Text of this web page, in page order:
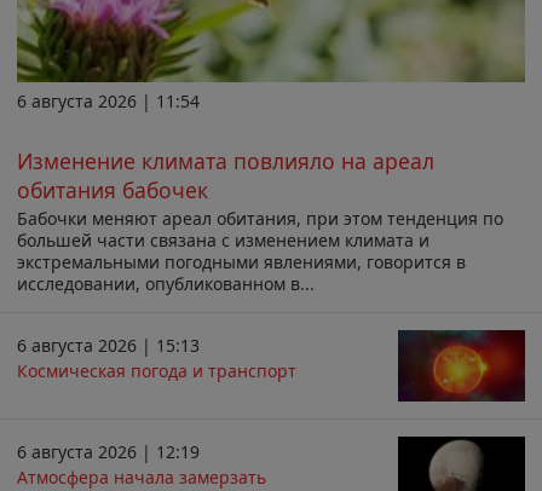
6 августа 2026 | 11:54
Изменение климата повлияло на ареал
обитания бабочек
Бабочки меняют ареал обитания, при этом тенденция по
большей части связана с изменением климата и
экстремальными погодными явлениями, говорится в
исследовании, опубликованном в...
6 августа 2026 | 15:13
Космическая погода и транспорт
6 августа 2026 | 12:19
Атмосфера начала замерзать